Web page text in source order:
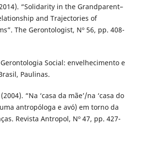
“Solidarity in the Grandparent–
and Trajectories of
The Gerontologist, Nº 56, pp. 408-
Social: envelhecimento e
Paulinas.
“Na ‘casa da mãe’/na ‘casa do
antropóloga e avó) em torno da
Revista Antropol, Nº 47, pp. 427-